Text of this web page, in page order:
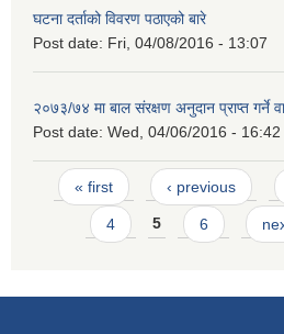
घटना दर्ताको विवरण पठाएको बारे
Post date: Fri, 04/08/2016 - 13:07
२०७३/७४ मा बाल संरक्षण अनुदान प्राप्त गर्ने
Post date: Wed, 04/06/2016 - 16:42
Pages
« first ‹ previous
4 5 6